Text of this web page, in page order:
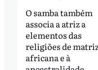
O samba também
associa a atriz a
elementos das
religiões de
africana e à